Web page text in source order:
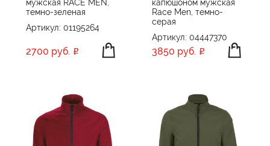
мужская RACE MEN,
темно-зеленая
Артикул: 01195264
2700 руб.
капюшоном мужская
Race Men, темно-
серая
Артикул: 04447370
3850 руб.